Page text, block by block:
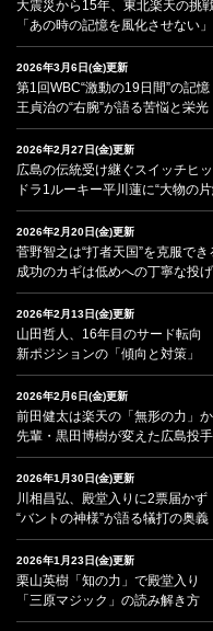
大震災から15年、東北楽天の挑
「あの時の記憶を風化させない」
2026年3月6日(金)更新
第1回WBC“激動の19日間”の記憶
王貞治の“右腕”が語る苦悩と栄光
2026年2月27日(金)更新
広島の伝統受け継ぐスイッチヒ
ドラ1ルーキー平川蓮に“大物の片
2026年2月20日(金)更新
菅野智之は“打者天国”を克服でき
成功のカギは低めへの丁寧な投
2026年2月13日(金)更新
山田哲人、16年目のサード転向
新ポジションの「傾向と対策」
2026年2月6日(金)更新
前田健太は楽天の「無形の力」
先輩・黒田博樹が変えた広島投
2026年1月30日(金)更新
川相昌弘、殿堂入りに2票届かず
“バントの神様”が語る犠打の奥義
2026年1月23日(金)更新
栗山英樹「知の力」で殿堂入り
「三原マジック」の読み解き方